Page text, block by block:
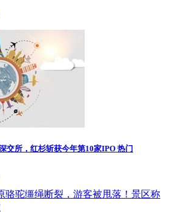
交所，红杉斩获今年第10家IPO 热门